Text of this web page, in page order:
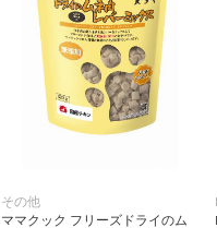
その他
ママクック フリーズドライのム